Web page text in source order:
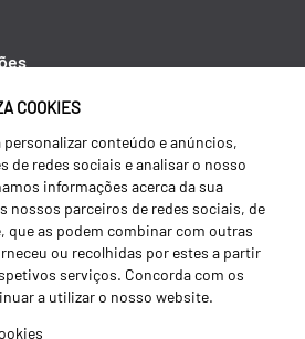
COOKIES
conteúdo e anúncios,
de redes sociais e analisar o nosso
informações acerca da sua
nossos parceiros de redes sociais, de
que as podem combinar com outras
ou recolhidas por estes a partir
serviços. Concorda com os
a utilizar o nosso website.
(RGPC)